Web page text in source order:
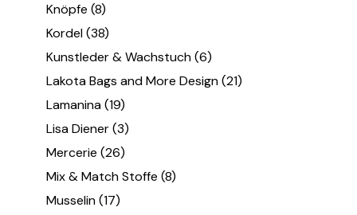
Knöpfe (8)
Kordel (38)
Kunstleder & Wachstuch (6)
Lakota Bags and More Design (21)
Lamanina (19)
Lisa Diener (3)
Mercerie (26)
Mix & Match Stoffe (8)
Musselin (17)